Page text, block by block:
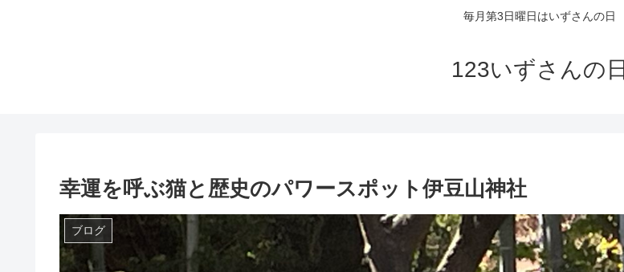
毎月第3日曜日はいずさんの日
123いずさんの日
幸運を呼ぶ猫と歴史のパワースポット伊豆山神社
ブログ